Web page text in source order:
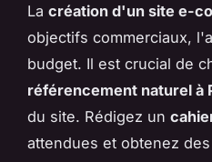
La création d'un site e-
objectifs commerciaux,
budget. Il est crucial de
référencement naturel à
du site. Rédigez un
attendues et obtenez